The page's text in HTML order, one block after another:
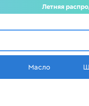
Летняя
Масло
в Екатеринбурге